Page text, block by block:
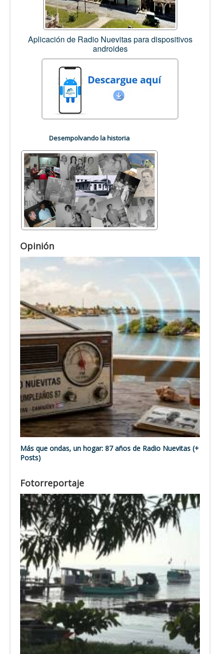
Aplicación de Radio Nuevitas para dispositivos
androides
Desempolvando la historia
Opinión
Más que ondas, un hogar: 87 años de Radio Nuevitas (+
Posts)
Fotorreportaje